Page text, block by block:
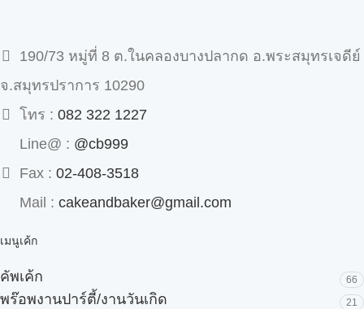
190/73 หมู่ที่ 8 ต.ในคลองบางปลากด อ.พระสมุทรเจดีย์
จ.สมุทรปราการ 10290
โทร : 082 322 1227
Line@ : @cb999
Fax : 02-408-3518
Mail : cakeandbaker@gmail.com
เมนูเค้ก
คัพเค้ก 66
พร๊อพงานปาร์ตี้/งานวันเกิด 21